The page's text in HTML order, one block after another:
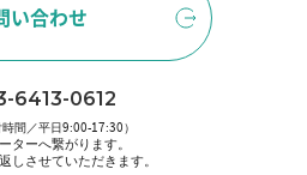
い合わせ
6413-0612
時間／平日9:00-17:30）
ターへ繋がります。
しさせていただきます。